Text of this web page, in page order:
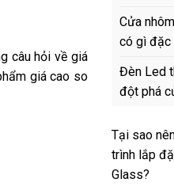
câu hỏi về giá
giá cao so
Cửa
có gì đặc
Đèn Led
đột phá
Tại sao
trình lắp
Glass?